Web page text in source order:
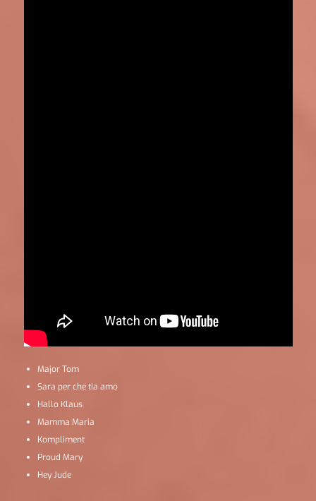
Major Tom
Sara per che tia amo
Hallo Klaus
Mamma Maria
Kompliment
Proud Mary
Hey Jude